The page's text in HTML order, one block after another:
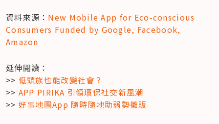
資料來源： New Mobile App for Eco-conscious
Consumers Funded by Google, Facebook,
Amazon
延伸閱讀：
>> 低頭族也能改變社會？
>> APP PIRIKA 引領環保社交新風潮
>> 好事地圖App 隨時隨地助弱勢攤販